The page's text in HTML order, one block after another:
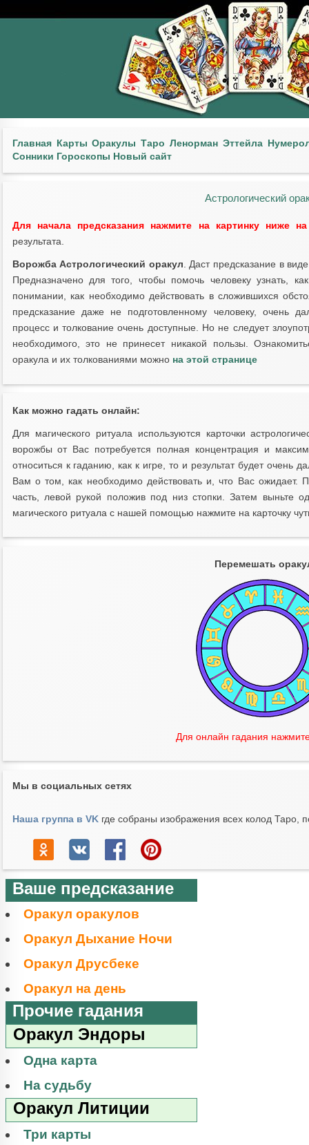
Главная Карты Оракулы Таро Ленорман Эттейла
Сонники Гороскопы Новый сайт
Астрологический
Для начала предсказания нажмите на картинку ниже
результата.
Ворожба Астрологический оракул . Даст предсказание в
Предназначено для того, чтобы помочь человеку узнать,
понимании, как необходимо действовать в сложившихся
предсказание даже не подготовленному человеку, очень
процесс и толкование очень доступные. Но не следует
необходимого, это не принесет никакой пользы.
оракула и их толкованиями можно на этой странице
Как можно гадать онлайн:
Для магического ритуала используются карточки
ворожбы от Вас потребуется полная концентрация и
относиться к гаданию, как к игре, то и результат будет очень
Вам о том, как необходимо действовать и, что Вас ожидает.
часть, левой рукой положив под низ стопки. Затем выньте
магического ритуала с нашей помощью нажмите на карточку
Перемешать
Для онлайн гадания нажмите
Мы в социальных сетях
Наша группа в VKгде собраны изображения всех колод Таро,
Ваше предсказание
Оракул оракулов
Оракул Дыхание Ночи
Оракул Друсбеке
Оракул на день
Прочие гадания
Оракул Эндоры
Одна карта
На судьбу
Оракул Литиции
Три карты